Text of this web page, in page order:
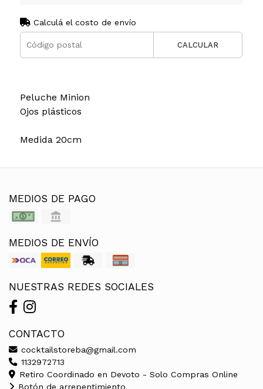
Calculá el costo de envío
CALCULAR
Peluche Minion
Ojos plásticos
Medida 20cm
MEDIOS DE PAGO
MEDIOS DE ENVÍO
NUESTRAS REDES SOCIALES
CONTACTO
cocktailstoreba@gmail.com
1132972713
Retiro Coordinado en Devoto - Solo Compras Online
Botón de arrepentimiento